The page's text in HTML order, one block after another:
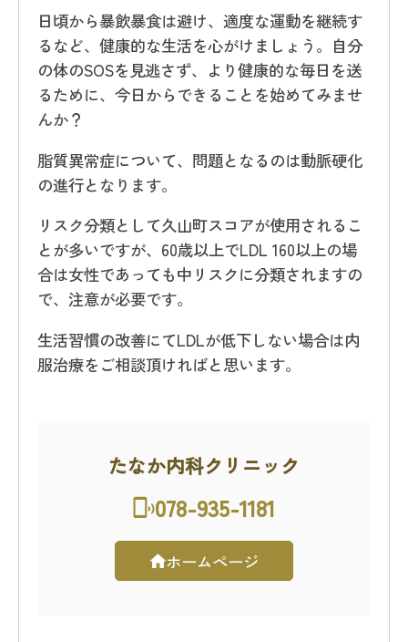
日頃から暴飲暴食は避け、適度な運動を継続す
るなど、健康的な生活を心がけましょう。自分
の体のSOSを見逃さず、より健康的な毎日を送
るために、今日からできることを始めてみませ
んか？
脂質異常症について、問題となるのは動脈硬化
の進行となります。
リスク分類として久山町スコアが使用されるこ
とが多いですが、60歳以上でLDL 160以上の場
合は女性であっても中リスクに分類されますの
で、注意が必要です。
生活習慣の改善にてLDLが低下しない場合は内
服治療をご相談頂ければと思います。
たなか内科クリニック
078-935-1181
ホームページ